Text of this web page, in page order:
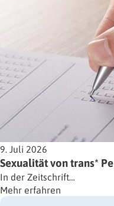
9. Juli 2026
Sexualität von trans*
In der Zeitschrift…
Mehr erfahren